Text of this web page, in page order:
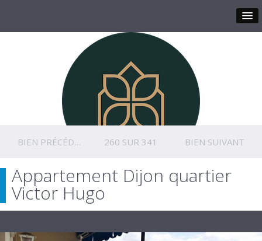
BIEN PRÉCÉDENT 260 SUR 341 BIEN SUIVANT
Appartement Dijon quartier
Victor Hugo